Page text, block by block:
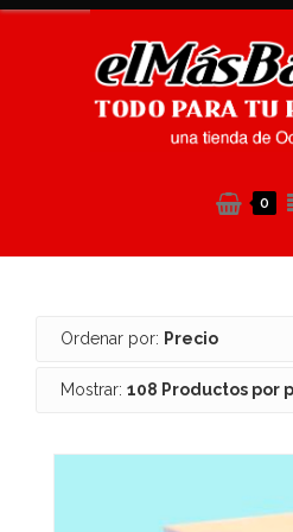
0
Ordenar por: Precio
Mostrar: 108 Productos por